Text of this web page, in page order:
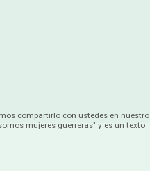
compartirlo con ustedes en nuestro
mujeres guerreras" y es un texto